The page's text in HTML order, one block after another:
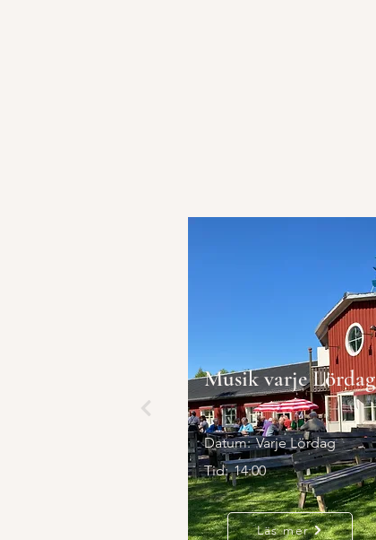
Musik varje Lördag
Datum: Varje Lördag
Tid: 14:00
Läs mer